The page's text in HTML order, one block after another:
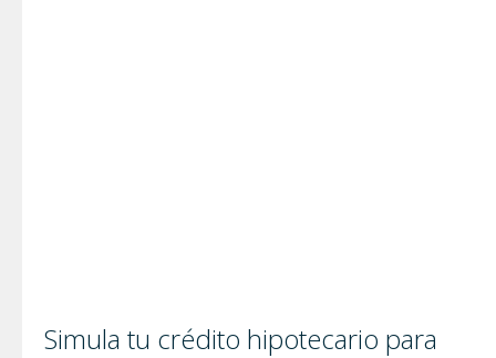
Simula tu crédito hipotecario para